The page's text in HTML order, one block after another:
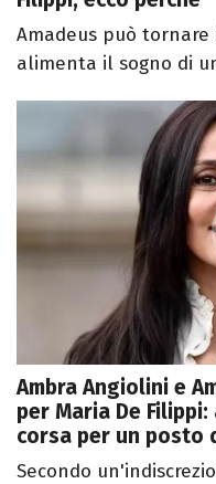
Amadeus può
alimenta il sogno di
Ambra Angiolini e
per Maria De
corsa per un posto
Secondo